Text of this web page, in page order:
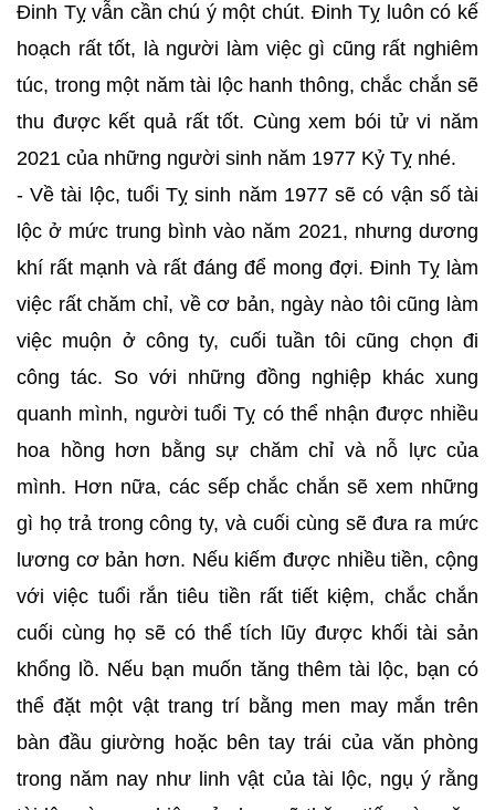
Đinh Tỵ vẫn cần chú ý một chút. Đinh Tỵ luôn có kế
hoạch rất tốt, là người làm việc gì cũng rất nghiêm
túc, trong một năm tài lộc hanh thông, chắc chắn sẽ
thu được kết quả rất tốt. Cùng xem bói tử vi năm
2021 của những người sinh năm 1977 Kỷ Tỵ nhé.
- Về tài lộc, tuổi Tỵ sinh năm 1977 sẽ có vận số tài
lộc ở mức trung bình vào năm 2021, nhưng dương
khí rất mạnh và rất đáng để mong đợi. Đinh Tỵ làm
việc rất chăm chỉ, về cơ bản, ngày nào tôi cũng làm
việc muộn ở công ty, cuối tuần tôi cũng chọn đi
công tác. So với những đồng nghiệp khác xung
quanh mình, người tuổi Tỵ có thể nhận được nhiều
hoa hồng hơn bằng sự chăm chỉ và nỗ lực của
mình. Hơn nữa, các sếp chắc chắn sẽ xem những
gì họ trả trong công ty, và cuối cùng sẽ đưa ra mức
lương cơ bản hơn. Nếu kiếm được nhiều tiền, cộng
với việc tuổi rắn tiêu tiền rất tiết kiệm, chắc chắn
cuối cùng họ sẽ có thể tích lũy được khối tài sản
khổng lồ. Nếu bạn muốn tăng thêm tài lộc, bạn có
thể đặt một vật trang trí bằng men may mắn trên
bàn đầu giường hoặc bên tay trái của văn phòng
trong năm nay như linh vật của tài lộc, ngụ ý rằng